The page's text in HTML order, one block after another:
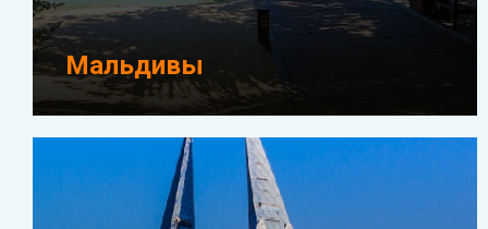
Мальдивы